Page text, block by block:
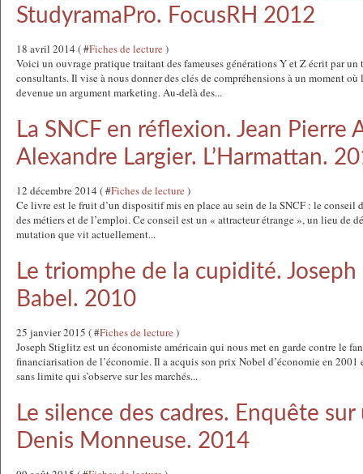
StudyramaPro. FocusRH 2012
18 avril 2014 ( #Fiches de lecture)
Voici un ouvrage pratique traitant des fameuses générations Y et Z écrit par un
consultants. Il vise à nous donner des clés de compréhensions à un moment
devenue un argument marketing. Au-delà des...
La SNCF en réflexion. Jean Pierre
Alexandre Largier. L’Harmattan.
12 décembre 2014 ( #Fiches de lecture)
Ce livre est le fruit d’un dispositif mis en place au sein de la SNCF : le conseil
des métiers et de l’emploi. Ce conseil est un « attracteur étrange », un lieu de
mutation que vit actuellement...
Le triomphe de la cupidité.
Babel. 2010
25 janvier 2015 ( #Fiches de lecture)
Joseph Stiglitz est un économiste américain qui nous met en garde contre le
financiarisation de l’économie. Il a acquis son prix Nobel d’économie en
sans limite qui s’observe sur les marchés...
Le silence des cadres. Enquête
Denis Monneuse. 2014